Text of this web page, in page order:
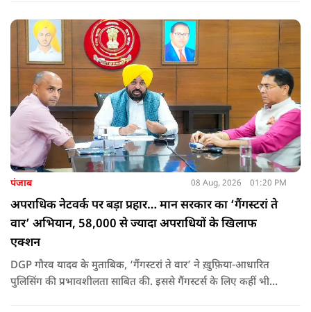
कि वह भविष्य में क्या करें.
पंजाब 08 Aug, 2026 01:20 PM
अपराधिक नेटवर्क पर बड़ा प्रहार… मान सरकार का ‘गैंगस्टरां ते
वार’ अभियान, 58,000 से ज्यादा अपराधियों के खिलाफ
एक्शन
DGP गौरव यादव के मुताबिक, ‘गैंगस्टरां ते वार’ ने ख़ुफ़िया-आधारित
पुलिसिंग की प्रभावशीलता साबित की. इससे गैंगस्टर्स के लिए कहीं भी